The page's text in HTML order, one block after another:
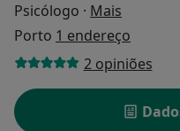
Psicólogo · Mais
Porto 1 endereço
2 opiniões